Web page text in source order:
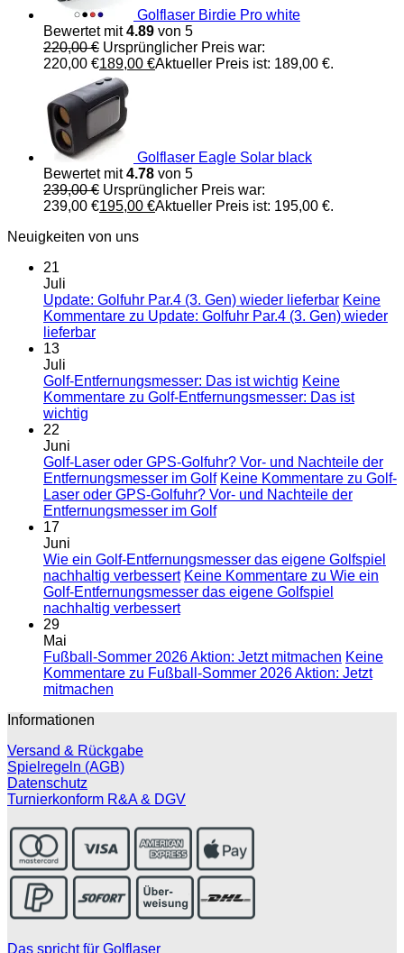
Golflaser Birdie Pro white
Bewertet mit4.89 von 5
220,00€ Ursprünglicher Preis war:
220,00 €189,00 €Aktueller Preis ist: 189,00 €.
Golflaser Eagle Solar black
Bewertet mit4.78 von 5
239,00€ Ursprünglicher Preis war:
239,00 €195,00 €Aktueller Preis ist: 195,00 €.
Neuigkeiten von uns
21
Juli
Update: Golfuhr Par.4 (3. Gen) wieder lieferbar Keine
Kommentare zu Update: Golfuhr Par.4 (3. Gen) wieder
lieferbar
13
Juli
Golf-Entfernungsmesser: Das ist wichtig Keine
Kommentare zu Golf-Entfernungsmesser: Das ist
wichtig
22
Juni
Golf-Laser oder GPS-Golfuhr? Vor- und Nachteile der
Entfernungsmesser im Golf Keine Kommentare zu Golf-
Laser oder GPS-Golfuhr? Vor- und Nachteile der
Entfernungsmesser im Golf
17
Juni
Wie ein Golf-Entfernungsmesser das eigene Golfspiel
nachhaltig verbessert Keine Kommentare zu Wie ein
Golf-Entfernungsmesser das eigene Golfspiel
nachhaltig verbessert
29
Mai
Fußball-Sommer 2026 Aktion: Jetzt mitmachen Keine
Kommentare zu Fußball-Sommer 2026 Aktion: Jetzt
mitmachen
Informationen
Versand & Rückgabe
Spielregeln (AGB)
Datenschutz
Turnierkonform R&A & DGV
Das spricht für Golflaser